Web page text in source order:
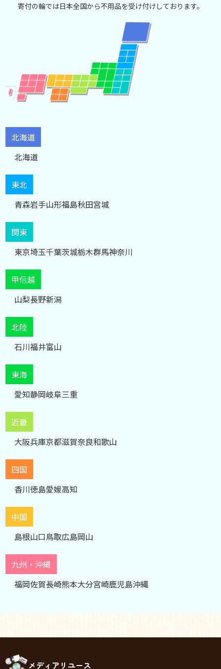
寄付の輪では日本全国から不用品を受け付けしております。
北海道
北海道
東北
青森岩手山形福島秋田宮城
関東
東京埼玉千葉茨城栃木群馬神奈川
甲信越
山梨長野新潟
北陸
石川福井富山
東海
愛知静岡岐阜三重
近畿
大阪兵庫京都滋賀奈良和歌山
四国
香川徳島愛媛高知
中国
島根山口鳥取広島岡山
九州・沖縄
福岡佐賀長崎熊本大分宮崎鹿児島沖縄
メディアリユース